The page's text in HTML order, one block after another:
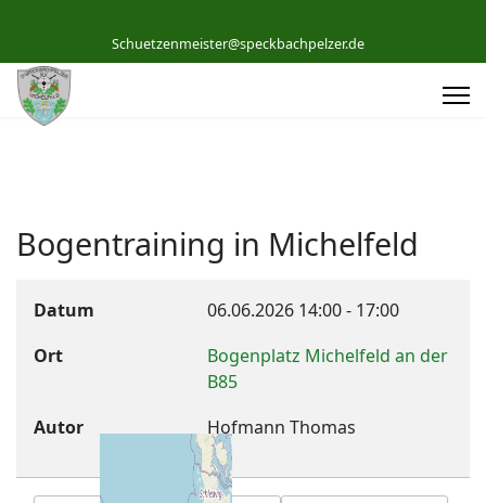
Schuetzenmeister@speckbachpelzer.de
Bogentraining in Michelfeld
Datum 06.06.2026 14:00- 17:00
Ort
Bogenplatz Michelfeld an der
B85
Autor
Hofmann Thomas